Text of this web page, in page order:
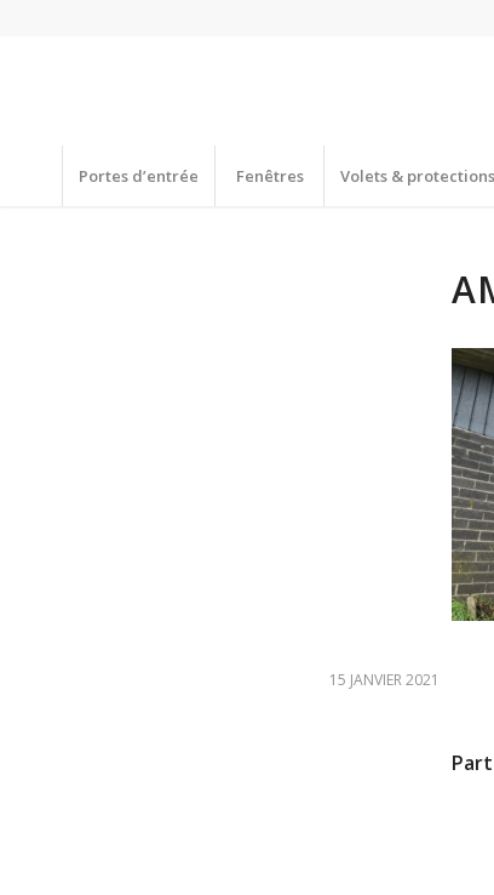
Portes d’entrée Fenêtres Volets &
15 JANVIER 2021